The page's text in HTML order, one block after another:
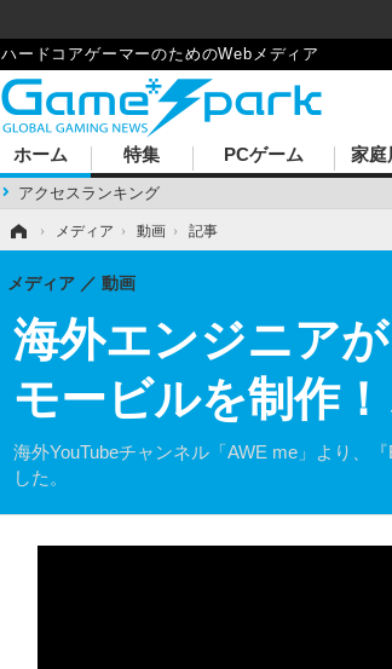
ハードコアゲーマーのためのWebメディア
ホーム
アクセスランキング
特集 PCゲーム 家庭
› メディア › 動画 › 記事
海外エンジニア
モービルを制作
海外YouTubeチャンネル「AWE me」より、
した。
メディア 動画